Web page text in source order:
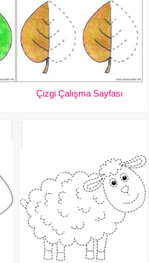
Çizgi Çalışma Sayfası